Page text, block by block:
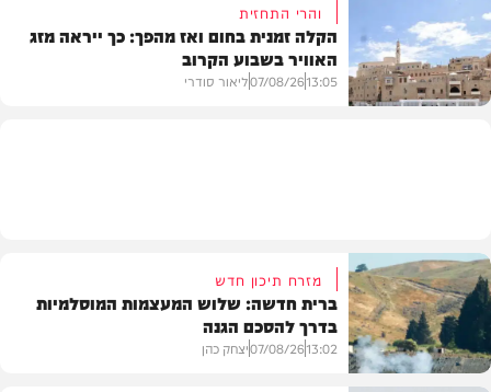
פוליטי
והרי התחזית
הקלה זמנית בחום ואז מהפך: כך ייראה מזג
האוויר בשבוע הקרוב
13:05
07/08/26ליאור סודרי
מזרח תיכון חדש
ברית חדשה: שלוש המעצמות המוסלמיות
בדרך להסכם הגנה
13:02
07/08/26יצחק כהן